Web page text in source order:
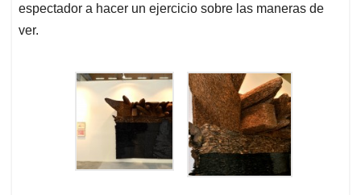
espectador a hacer un ejercicio sobre las maneras de
ver.